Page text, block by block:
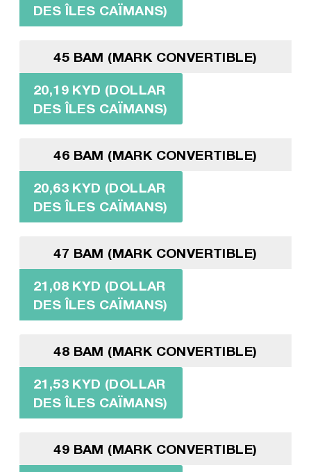
DES ÎLES CAÏMANS)
45 BAM (MARK CONVERTIBLE)
20,19 KYD (DOLLAR
DES ÎLES CAÏMANS)
46 BAM (MARK CONVERTIBLE)
20,63 KYD (DOLLAR
DES ÎLES CAÏMANS)
47 BAM (MARK CONVERTIBLE)
21,08 KYD (DOLLAR
DES ÎLES CAÏMANS)
48 BAM (MARK CONVERTIBLE)
21,53 KYD (DOLLAR
DES ÎLES CAÏMANS)
49 BAM (MARK CONVERTIBLE)